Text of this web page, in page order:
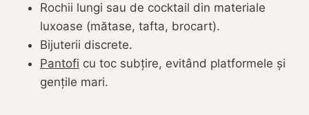
Rochii lungi sau de cocktail din materiale
luxoase (mătase, tafta, brocart).
Bijuterii discrete.
Pantofi cu toc subțire, evitând platformele și
gențile mari.